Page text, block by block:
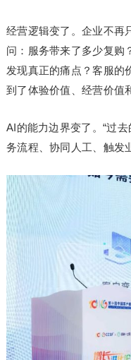
经营逻辑变了。企业不再
问：服务带来了多少复购
发现真正的痛点？客服的
到了体验价值、经营价值
AI的能力边界变了。“过
务流程、协同人工、触发